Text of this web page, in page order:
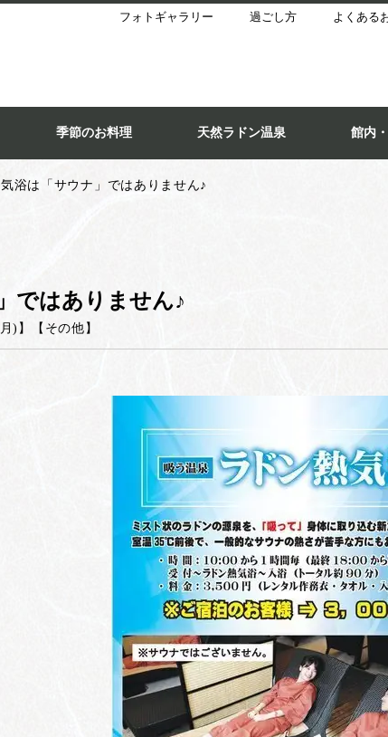
フォトギャラリー 過ごし方 よくある
季節のお料理 天然ラドン温泉 館内
浴は「サウナ」ではありません♪
ではありません♪
) 】 【 その他 】